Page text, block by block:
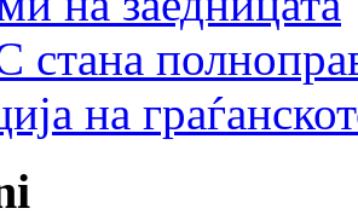
на